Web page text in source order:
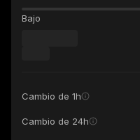
Bajo
Cambio de 1h
Cambio de 24h